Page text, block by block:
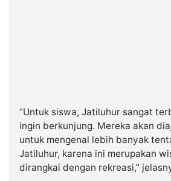
“Untuk siswa, Jatiluhur sangat
ingin berkunjung. Mereka akan
untuk mengenal lebih banyak
Jatiluhur, karena ini merupakan
dirangkai dengan rekreasi,”